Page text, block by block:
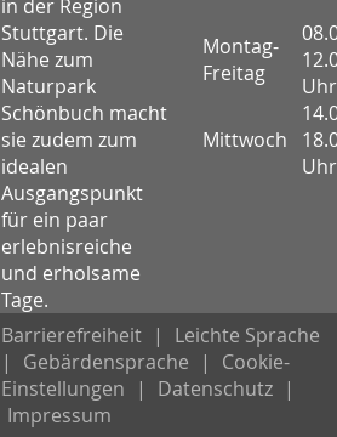
in der Region
Stuttgart. Die
Nähe zum
Naturpark
Schönbuch macht
sie zudem zum
idealen
Ausgangspunkt
für ein paar
erlebnisreiche
und erholsame
Tage.
Montag-
Freitag
Uhr
Mittwoch
Uhr
Barrierefreiheit |
Leichte Sprache
|
Gebärdensprache |
Cookie-
Einstellungen
| Datenschutz |
Impressum